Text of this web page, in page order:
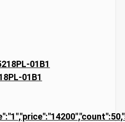
01B1